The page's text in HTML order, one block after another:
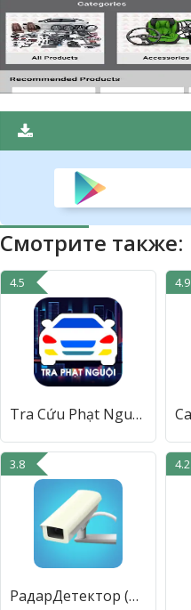
Смотрите также:
4.5
Tra Cứu Phạt Nguội Ô Tô
4.9
3.8
РадарДетектор (GPS радар)
4.2